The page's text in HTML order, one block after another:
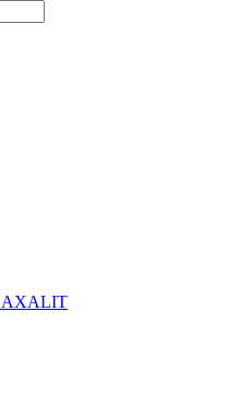
AXALIT